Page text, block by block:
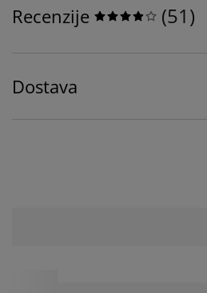
Recenzije (51)
Dostava